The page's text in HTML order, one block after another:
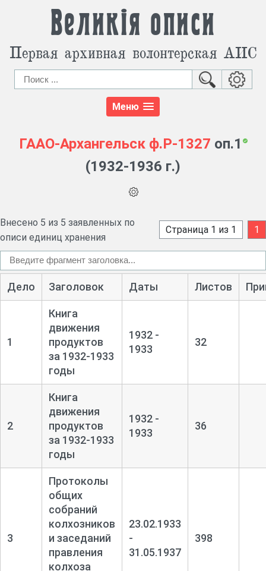
Великія описи
Первая архивная волонтерская АИС
Меню
ГААО-Архангельск ф.Р-1327 оп.1
(1932-1936 г.)
Внесено 5 из 5 заявленных по
описи единиц хранения
Страница 1 из 1 1
Дело Заголовок Даты Листов
1
Книга
движения
продуктов
за 1932-1933
годы
1932 -
1933
32
2
Книга
движения
продуктов
за 1932-1933
годы
1932 -
1933
36
3
Протоколы
общих
собраний
колхозников
и заседаний
правления
колхоза
23.02.1933
-
31.05.1937
398